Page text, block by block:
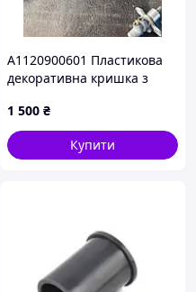
A1120900601 Пластикова
декоративна кришка з
фільтра для двигунів M112
1 500 ₴
Купити